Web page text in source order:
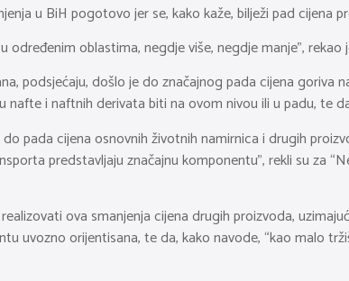
u BiH pogotovo jer se, kako kaže, bilježi pad cijena
oblastima, negdje više, negdje manje”, rekao
podsjećaju, došlo je do značajnog pada cijena goriva
i naftnih derivata biti na ovom nivou ili u padu, te
pada cijena osnovnih životnih namirnica i drugih
predstavljaju značajnu komponentu”, rekli su za
ova smanjenja cijena drugih proizvoda,
uvozno orijentisana, te da, kako navode, “kao malo